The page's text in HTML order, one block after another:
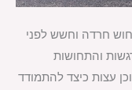
חרדה וחשש לפני
והתחושות
עצות כיצד להתמודד